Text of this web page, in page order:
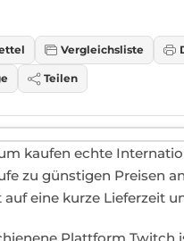
Vergleichsliste
Teilen
kaufen echte
zu günstigen Preisen
eine kurze Lieferzeit